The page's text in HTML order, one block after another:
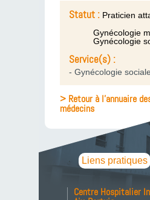
Statut : Praticien
Gynécologie
Gynécologie
Service(s) :
- Gynécologie
> Retour à l'annuaire
médecins
Liens pratiques
Centre Hospitalier